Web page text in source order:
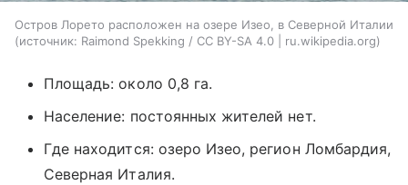
Остров Лорето расположен на озере Изео, в Северной Италии
источник: Raimond Spekking / CC BY-SA 4.0 | ru.wikipedia.org
Площадь: около 0,8 га.
Население: постоянных жителей нет.
Где находится: озеро Изео, регион Ломбардия,
Северная Италия.